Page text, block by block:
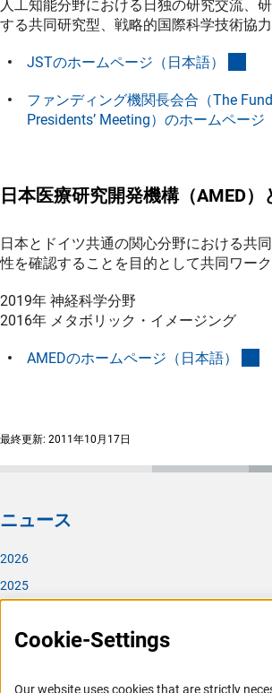
人工知能分野における日独の研究交流、
する共同研究型、戦略的国際科学技術協
JSTのホームページ（日本語）
ファンディング機関長会合（The
Presidents’ Meeting）のホームページ
日本医療研究開発機構（AMED）
日本とドイツ共通の関心分野における共
性を確認することを目的として共同ワー
2019年 神経科学分野
2016年 メタボリック・イメージング
AMEDのホームページ（日本語）
最終更新: 2011年10月17日
ニュース
2026
2025
2023
Cookie-Settings
Our website uses cookies that are strictly